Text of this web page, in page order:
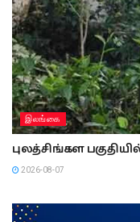
இலங்கை
புலத்சிங்கள
2026-08-07